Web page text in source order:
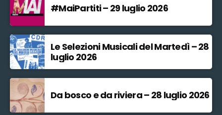
#MaiPartiti – 29 luglio 2026
Le Selezioni Musicali del Martedì – 28
luglio 2026
Da bosco e da riviera – 28 luglio 2026